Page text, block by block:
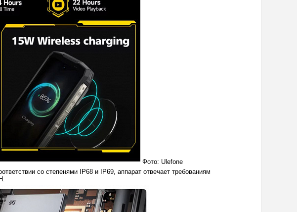
Фото: Ulefone
со степенями IP68 и IP69, аппарат отвечает требованиям